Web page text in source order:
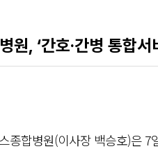
, ‘간호·간병 통합서
종합병원(이사장 백승호)은